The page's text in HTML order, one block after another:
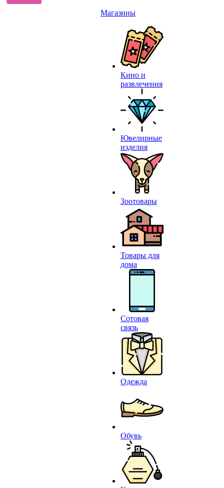
Магазины
Кино и
развлечения
Ювелирные
изделия
Зоотовары
Товары для
дома
Сотовая
связь
Одежда
Обувь